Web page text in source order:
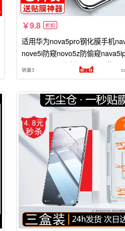
9.8 折扣
适用华为nova5pro钢化膜手机
nove5i防窥novo5z防偷窥
屏sea一al10防窥视glk00屏幕spn
销量3